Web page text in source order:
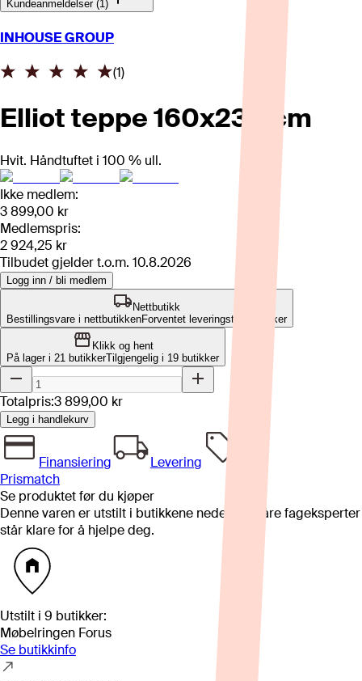
Kundeanmeldelser (1)
INHOUSE GROUP
(1)
Elliot teppe 160x230 cm
Hvit. Håndtuftet i 100 % ull.
Ikke medlem:
3 899,00 kr
Medlemspris:
2 924,25 kr
Tilbudet gjelder t.o.m. 10.8.2026
Logg inn / bli medlem
Nettbutikk
Bestillingsvare i nettbutikkenForventet leveringstid: 2-3 uker
Klikk og hent
På lager i 21 butikkerTilgjengelig i 19 butikker
Totalpris:3 899,00 kr
Legg i handlekurv
Finansiering
Levering
Prismatch
Se produktet før du kjøper
Denne varen er utstilt i butikkene nedenfor. Våre fageksperter
står klare for å hjelpe deg.
Utstilt i 9 butikker:
Møbelringen Forus
Se butikkinfo